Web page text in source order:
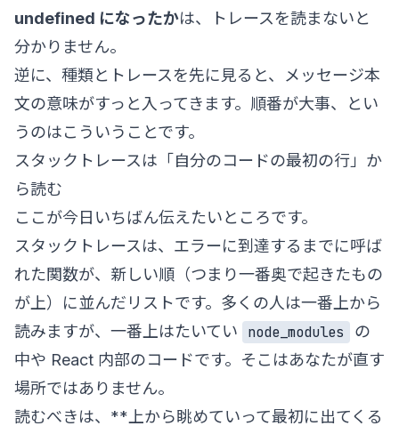
undefined になったかは、トレースを読まないと
分かりません。
逆に、種類とトレースを先に見ると、メッセージ本
文の意味がすっと入ってきます。順番が大事、とい
うのはこういうことです。
スタックトレースは「自分のコードの最初の行」か
ら読む
ここが今日いちばん伝えたいところです。
スタックトレースは、エラーに到達するまでに呼ば
れた関数が、新しい順（つまり一番奥で起きたもの
が上）に並んだリストです。多くの人は一番上から
読みますが、一番上はたいてい
node_modules
の
中や React 内部のコードです。そこはあなたが直す
場所ではありません。
読むべきは、**上から眺めていって最初に出てくる